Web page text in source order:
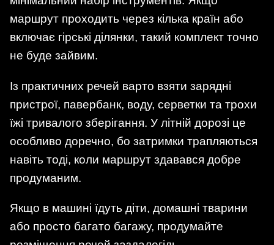
маршрут проходить через кілька країн або
включає гірські ділянки, такий комплект точно
не буде зайвим.
Із практичних речей варто взяти зарядні
пристрої, павербанк, воду, серветки та трохи
їжі тривалого зберігання. У літній дорозі це
особливо доречно, бо затримки трапляються
навіть тоді, коли маршрут здавався добре
продуманим.
Якщо в машині їдуть діти, домашні тварини
або просто багато багажу, продумайте